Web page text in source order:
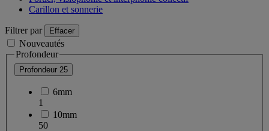
Carillon et sonnerie
Filtrer par Effacer
Nouveautés
Profondeur
Profondeur 25
6mm
1
10mm
50